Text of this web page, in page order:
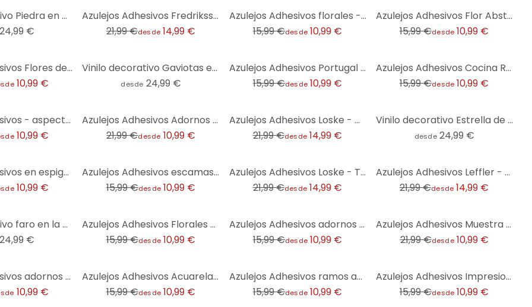
Vinilo decorativo Piedra en Arena 2 - Redondo
24,99 €
Azulejos Adhesivos Fredriksson - Verde esmeralda oscuro - Lote de 12
21,99 €desde 14,99 €
Azulejos Adhesivos florales - lote de 12
15,99 €desde 10,99 €
Azulejos Adhesivos Flor Abstracto - verde - lote de 12
15,99 €desde 10,99 €
Azulejos Adhesivos Flores de Sarvar - lote de 12
10,99 €
Vinilo decorativo Gaviotas en el cielo - Redondo
desde 24,99 €
Azulejos Adhesivos Portugal - lote de 12
15,99 €desde 10,99 €
Azulejos Adhesivos Cocina Rústica - lote de 12
15,99 €desde 10,99 €
Azulejos Adhesivos - aspecto hormigón 02 - lote de 12
10,99 €
Azulejos Adhesivos Adornos geométricos en negro-beige - Treechild - lote de 12
21,99 €desde 10,99 €
Azulejos Adhesivos Loske - Coffee Time - set de 12
21,99 €desde 14,99 €
Vinilo decorativo Estrella de mar en playa dorada - Redondo
desde 24,99 €
Azulejos Adhesivos en espiga filigrana - arena - lote de 12
10,99 €
Azulejos Adhesivos escamas de pez - turquesa - lote de 12
15,99 €desde 10,99 €
Azulejos Adhesivos Loske - Tea Time - set de 12
21,99 €desde 14,99 €
Azulejos Adhesivos Leffler - Matryoshka - Lote de 12
21,99 €desde 14,99 €
Vinilo decorativo faro en la costa de Sylt - Eisenmann - Redondo
24,99 €
Azulejos Adhesivos Florales de todo tipo en estilo casa de campo - lote de 12
15,99 €desde 10,99 €
Azulejos Adhesivos adornos aspecto hormigón 01 - lote de 12
15,99 €desde 10,99 €
Azulejos Adhesivos Muestra geométrica con flores - Treechild - Lote de 12
21,99 €desde 10,99 €
Azulejos Adhesivos adornos negro-beige - Treechild - lote de 12
10,99 €
Azulejos Adhesivos Acuarela - Trazos Azul - Lote de 12
15,99 €desde 10,99 €
Azulejos Adhesivos ramos acuarela 02 - lote de 12
15,99 €desde 10,99 €
Azulejos Adhesivos Impresiones de Marruecos - lote de 12
15,99 €desde 10,99 €